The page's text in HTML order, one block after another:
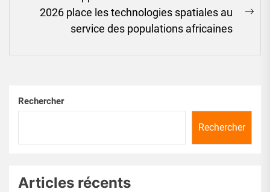
2026 place les technologies spatiales au
service des populations africaines
Rechercher
Rechercher
Articles récents